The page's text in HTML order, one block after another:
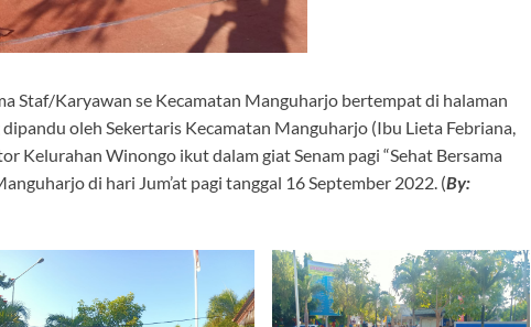
Staf/Karyawan se Kecamatan Manguharjo bertempat di halaman
oleh Sekertaris Kecamatan Manguharjo (Ibu Lieta Febriana,
Kelurahan Winongo ikut dalam giat Senam pagi “Sehat Bersama
di hari Jum’at pagi tanggal 16 September 2022. (By: